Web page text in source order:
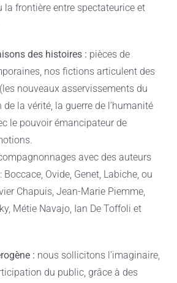
la frontière entre spectateurice et
des histoires : pièces de
nos fictions articulent des
nouveaux asservissements du
la vérité, la guerre de l’humanité
le pouvoir émancipateur de
avec des auteurs
Ovide, Genet, Labiche, ou
Chapuis, Jean-Marie Piemme,
Métie Navajo, Ian De Toffoli et
: nous sollicitons l’imaginaire,
du public, grâce à des